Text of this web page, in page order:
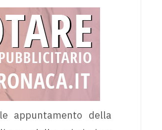
appuntamento della